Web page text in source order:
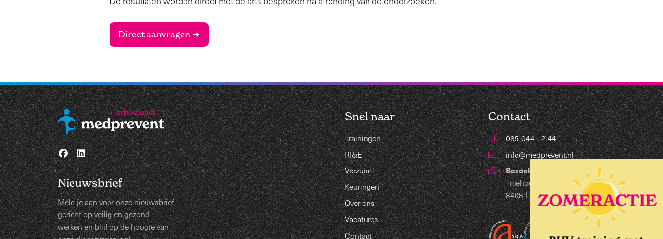
Direct aanvragen ➜
Nieuwsbrief
Meld je aan voor onze nieuwsbrief
gericht op veilig en gezond
werken en blijf op de hoogte van
Snel naar
Trainingen
RI&E
Verzuim
Keuringen
Over ons
Vacatures
Contact
Contact
085-044 12 44
info@medprevent.nl
Bezoekadres
Trijehoek 19
8408 HB Lippenhuizen